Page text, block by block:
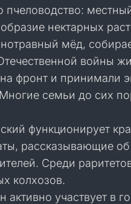
пчеловодство:
нектарных
мёд,
войны
фронт и принимали
семьи до сих
функционирует
рассказывающие
Среди
колхозов.
участвует в